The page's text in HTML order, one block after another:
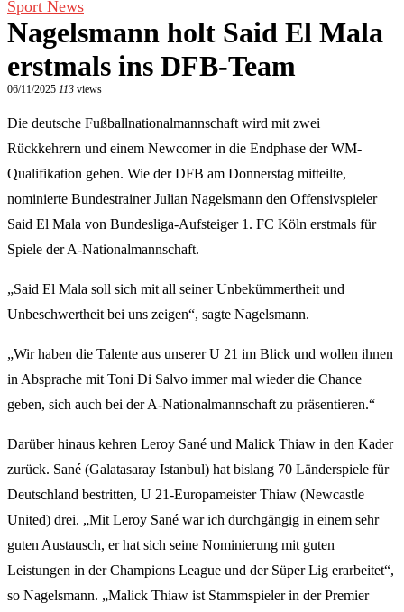
Sport News
Nagelsmann holt Said El Mala
erstmals ins DFB-Team
06/11/2025 113 views
Die deutsche Fußballnationalmannschaft wird mit zwei
Rückkehrern und einem Newcomer in die Endphase der WM-
Qualifikation gehen. Wie der DFB am Donnerstag mitteilte,
nominierte Bundestrainer Julian Nagelsmann den Offensivspieler
Said El Mala von Bundesliga-Aufsteiger 1. FC Köln erstmals für
Spiele der A-Nationalmannschaft.
„Said El Mala soll sich mit all seiner Unbekümmertheit und
Unbeschwertheit bei uns zeigen“, sagte Nagelsmann.
„Wir haben die Talente aus unserer U 21 im Blick und wollen ihnen
in Absprache mit Toni Di Salvo immer mal wieder die Chance
geben, sich auch bei der A-Nationalmannschaft zu präsentieren.“
Darüber hinaus kehren Leroy Sané und Malick Thiaw in den Kader
zurück. Sané (Galatasaray Istanbul) hat bislang 70 Länderspiele für
Deutschland bestritten, U 21-Europameister Thiaw (Newcastle
United) drei. „Mit Leroy Sané war ich durchgängig in einem sehr
guten Austausch, er hat sich seine Nominierung mit guten
Leistungen in der Champions League und der Süper Lig erarbeitet“,
so Nagelsmann. „Malick Thiaw ist Stammspieler in der Premier